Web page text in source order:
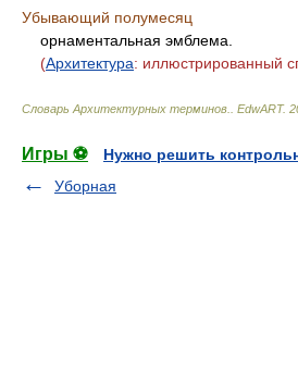
Убывающий полумесяц
орнаментальная эмблема.
(Архитектура: иллюстрированный
Словарь Архитектурных терминов. EdwART.
Игры ⚽
Нужно решить
Уборная